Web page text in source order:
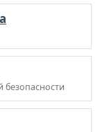
безопасности